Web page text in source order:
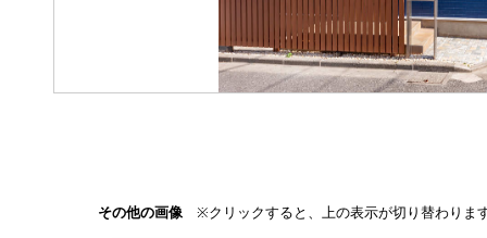
その他の画像 ※クリックすると、上の表示が切り替わりま